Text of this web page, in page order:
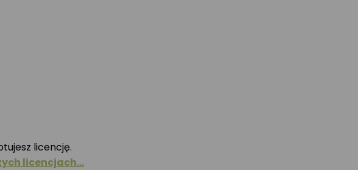
licencję.
licencjach…